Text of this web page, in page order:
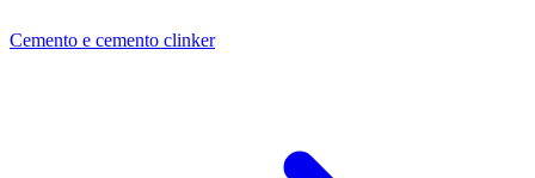
Cemento e cemento clinker